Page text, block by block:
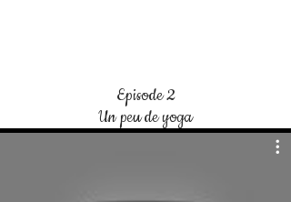
Episode 2
Unpeude yoga